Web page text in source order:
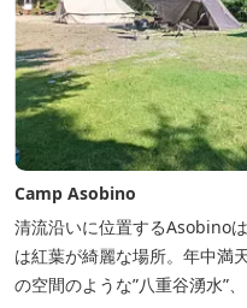
Camp Asobino
清流沿いに位置するAsobino
は紅葉が綺麗な場所。年中満天の星空
の空間のような”八重谷湧水”